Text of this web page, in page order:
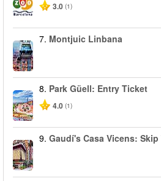
3.0 (1)
7. Montjuic Linbana
8. Park Güell: Entry Ticket
4.0 (1)
9. Gaudí's Casa Vicens: